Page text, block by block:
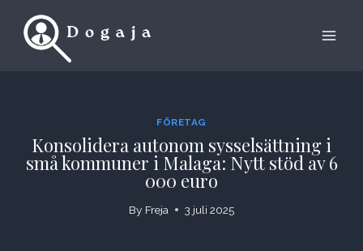
FÖRETAG
Konsolidera autonom sysselsättning i
små kommuner i Malaga: Nytt stöd av 6
000 euro
By Freja 3 juli 2025